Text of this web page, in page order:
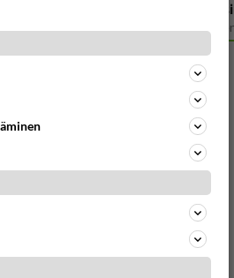
pyöräyttämällä
jossa osumalla
puettu
ja kukkaseppele.
Kommentoi